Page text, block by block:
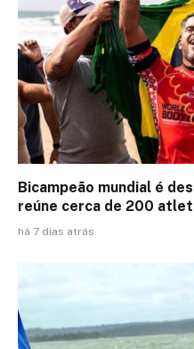
Bicampeão mundial é
reúne cerca de 200
há 7 dias atrás